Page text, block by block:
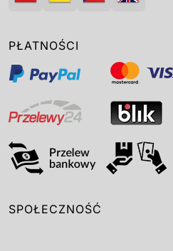
PŁATNOŚCI
SPOŁECZNOŚĆ